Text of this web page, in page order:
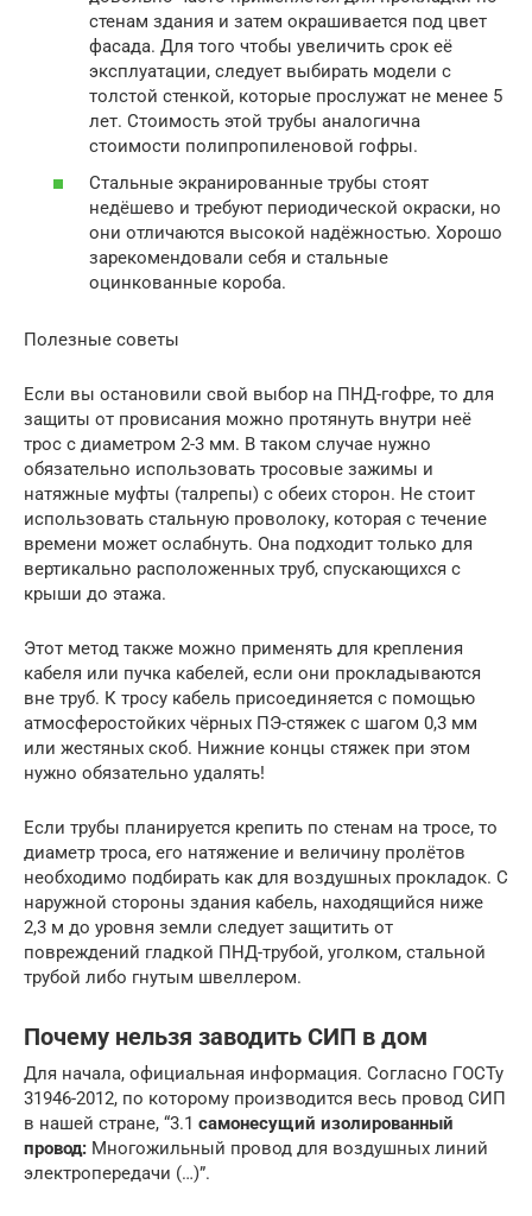
стенам здания и затем окрашивается под цвет
фасада. Для того чтобы увеличить срок её
эксплуатации, следует выбирать модели с
толстой стенкой, которые прослужат не менее 5
лет. Стоимость этой трубы аналогична
стоимости полипропиленовой гофры.
Стальные экранированные трубы стоят
недёшево и требуют периодической окраски, но
они отличаются высокой надёжностью. Хорошо
зарекомендовали себя и стальные
оцинкованные короба.
Полезные советы
Если вы остановили свой выбор на ПНД-гофре, то для
защиты от провисания можно протянуть внутри неё
трос с диаметром 2-3 мм. В таком случае нужно
обязательно использовать тросовые зажимы и
натяжные муфты (талрепы) с обеих сторон. Не стоит
использовать стальную проволоку, которая с течение
времени может ослабнуть. Она подходит только для
вертикально расположенных труб, спускающихся с
крыши до этажа.
Этот метод также можно применять для крепления
кабеля или пучка кабелей, если они прокладываются
вне труб. К тросу кабель присоединяется с помощью
атмосферостойких чёрных ПЭ-стяжек с шагом 0,3 мм
или жестяных скоб. Нижние концы стяжек при этом
нужно обязательно удалять!
Если трубы планируется крепить по стенам на тросе, то
диаметр троса, его натяжение и величину пролётов
необходимо подбирать как для воздушных прокладок. С
наружной стороны здания кабель, находящийся ниже
2,3 м до уровня земли следует защитить от
повреждений гладкой ПНД-трубой, уголком, стальной
трубой либо гнутым швеллером.
Почему нельзя заводить СИП в дом
Для начала, официальная информация. Согласно ГОСТу
31946-2012, по которому производится весь провод СИП
в нашей стране, “3.1 самонесущий изолированный
провод: Многожильный провод для воздушных линий
электропередачи (…)”.